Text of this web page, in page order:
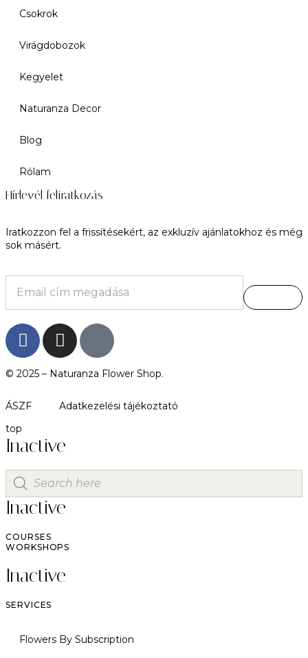
Csokrok
Virágdobozok
Kegyelet
Naturanza Decor
Blog
Rólam
Hírlevél feliratkozás
Iratkozzon fel a frissítésekért, az exkluzív ajánlatokhoz és még
sok másért.
© 2025 – Naturanza Flower Shop.
ÁSZF
Adatkezelési tájékoztató
top
Inactive
Inactive
COURSES
WORKSHOPS
Inactive
SERVICES
Flowers By Subscription